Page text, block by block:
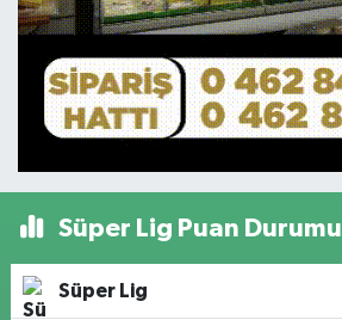
Süper Lig Puan Durumu
Süper Lig